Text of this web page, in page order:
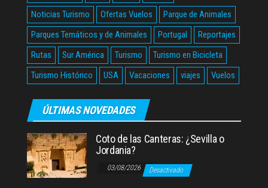
Noticias Turismo
Ofertas Vuelos
Parque de Animales
Parques Temáticos y de Animales
Portugal
Reportajes
Rutas
Sur América Turismo
Turismo en Bicicleta
Turismo Histórico
USA Vacaciones viajes Vuelos
ÚLTIMAS NOVEDADES
Coto de las Canteras: ¿Sevilla o
Jordania?
03/08/2026 Desactivado